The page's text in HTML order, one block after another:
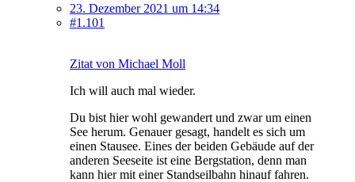
23. Dezember 2021 um 14:34
#1.101
Zitat von Michael Moll
Ich will auch mal wieder.
Du bist hier wohl gewandert und zwar um einen
See herum. Genauer gesagt, handelt es sich um
einen Stausee. Eines der beiden Gebäude auf der
anderen Seeseite ist eine Bergstation, denn man
kann hier mit einer Standseilbahn hinauf fahren.